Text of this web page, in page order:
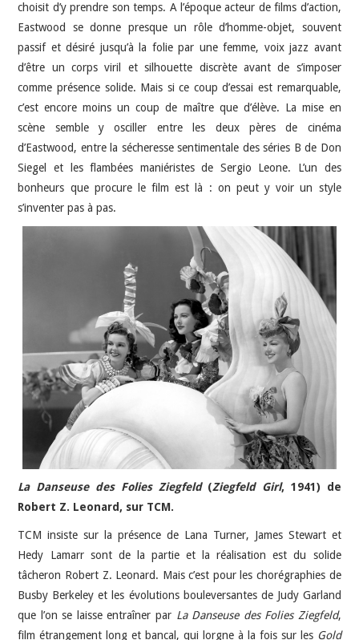
choisit d’y prendre son temps. A l’époque acteur de films d’action,
Eastwood se donne presque un rôle d’homme-objet, souvent
passif et désiré jusqu’à la folie par une femme, voix jazz avant
d’être un corps viril et silhouette discrète avant de s’imposer
comme présence solide. Mais si ce coup d’essai est remarquable,
c’est encore moins un coup de maître que d’élève. La mise en
scène semble y osciller entre les deux pères de cinéma
d’Eastwood, entre la sécheresse sentimentale des séries B de Don
Siegel et les flambées maniéristes de Sergio Leone. L’un des
bonheurs que procure le film est là : on peut y voir un style
s’inventer pas à pas.
La Danseuse des Folies Ziegfeld(Ziegfeld Girl, 1941) de
Robert Z. Leonard, sur TCM.
TCM insiste sur la présence de Lana Turner, James Stewart et
Hedy Lamarr sont de la partie et la réalisation est du solide
tâcheron Robert Z. Leonard. Mais c’est pour les chorégraphies de
Busby Berkeley et les évolutions bouleversantes de Judy Garland
que l’on se laisse entraîner par La Danseuse des Folies Ziegfeld,
film étrangement long et bancal, qui lorgne à la fois sur les Gold